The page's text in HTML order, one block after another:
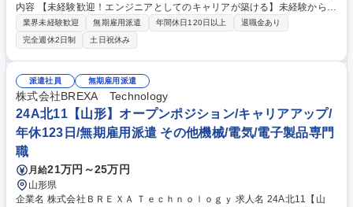
内容 【未経験歓迎！エンジニアとしてのキャリアが築ける】未経験からで
も安心してエンジニアとしてのキャリアをスタートできるよう多様な相談
窓口を用意しています。 【どんな仕事？】『機械や電気分野のエンジニア
職』として、製品が正常に機能するかのテストや工場設備のメンテナンス
などのモノづくりの基礎に関わる業務から携わっていただきます。 【未経
験でも安心の育成・研修制度】 未経験から2～3年でエンジニアとして独
り立ち！中途未経験入社多数。未経験案件に特化してきたからこそ、顧客
協力での育成基盤やエンジニアとして踏み出せる環境があります。 募集職
種 21A北12【岩手】オープンポジション/キャリアアップ/年休123日/無期
雇用派遣
業界未経験歓迎 無期雇用派遣 年間休日120日以上
退職金あり
完全週休2日制
土日祝休み
派遣社員 無期雇用派遣
株式会社BREXA Technology
24A北11【山形】オープンポジション/キャリアアップ/
年休123日/無期雇用派遣 その他機械/電気/電子製品専門
職
月給21万円～25万円
山形県
企業名 株式会社ＢＲＥＸＡ Ｔｅｃｈｎｏｌｏｇｙ 求人名 24A北11【山